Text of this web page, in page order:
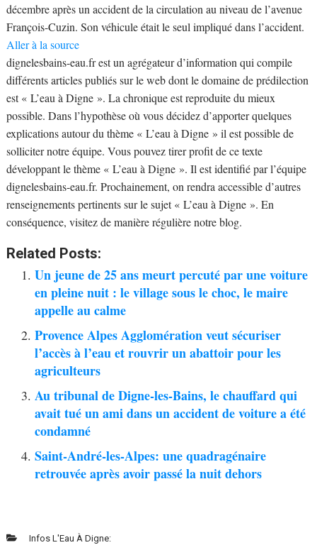
décembre après un accident de la circulation au niveau de l’avenue
François-Cuzin. Son véhicule était le seul impliqué dans l’accident.
Aller à la source
dignelesbains-eau.fr est un agrégateur d’information qui compile
différents articles publiés sur le web dont le domaine de prédilection
est « L’eau à Digne ». La chronique est reproduite du mieux
possible. Dans l’hypothèse où vous décidez d’apporter quelques
explications autour du thème « L’eau à Digne » il est possible de
solliciter notre équipe. Vous pouvez tirer profit de ce texte
développant le thème « L’eau à Digne ». Il est identifié par l’équipe
dignelesbains-eau.fr. Prochainement, on rendra accessible d’autres
renseignements pertinents sur le sujet « L’eau à Digne ». En
conséquence, visitez de manière régulière notre blog.
Related Posts:
Un jeune de 25 ans meurt percuté par une voiture
en pleine nuit : le village sous le choc, le maire
appelle au calme
Provence Alpes Agglomération veut sécuriser
l’accès à l’eau et rouvrir un abattoir pour les
agriculteurs
Au tribunal de Digne-les-Bains, le chauffard qui
avait tué un ami dans un accident de voiture a été
condamné
Saint-André-les-Alpes: une quadragénaire
retrouvée après avoir passé la nuit dehors
Infos L'Eau À Digne: